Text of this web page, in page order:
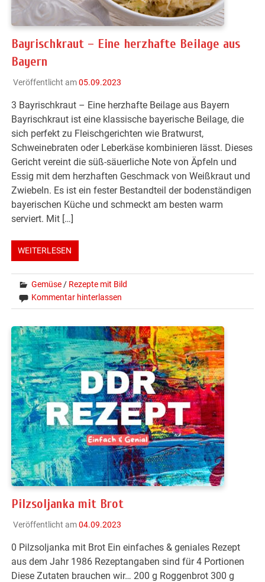
Bayrischkraut – Eine herzhafte Beilage aus
Bayern
Veröffentlicht am05.09.2023
3 Bayrischkraut – Eine herzhafte Beilage aus Bayern
Bayrischkraut ist eine klassische bayerische Beilage, die
sich perfekt zu Fleischgerichten wie Bratwurst,
Schweinebraten oder Leberkäse kombinieren lässt. Dieses
Gericht vereint die süß-säuerliche Note von Äpfeln und
Essig mit dem herzhaften Geschmack von Weißkraut und
Zwiebeln. Es ist ein fester Bestandteil der bodenständigen
bayerischen Küche und schmeckt am besten warm
serviert. Mit […]
WEITERLESEN
Gemüse / Rezepte mit Bild
Kommentar hinterlassen
Pilzsoljanka mit Brot
Veröffentlicht am04.09.2023
0 Pilzsoljanka mit Brot Ein einfaches & geniales Rezept
aus dem Jahr 1986 Rezeptangaben sind für 4 Portionen
Diese Zutaten brauchen wir… 200 g Roggenbrot 300 g